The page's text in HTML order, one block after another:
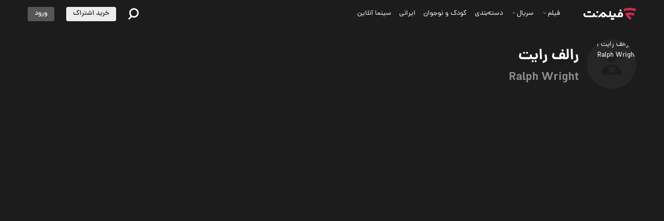
رالف رایت
Ralph Wright
فیلم سریال دسته‌بندی کودک و نوجوان ایرانی سینما آنلاین خرید اشتراک ورود